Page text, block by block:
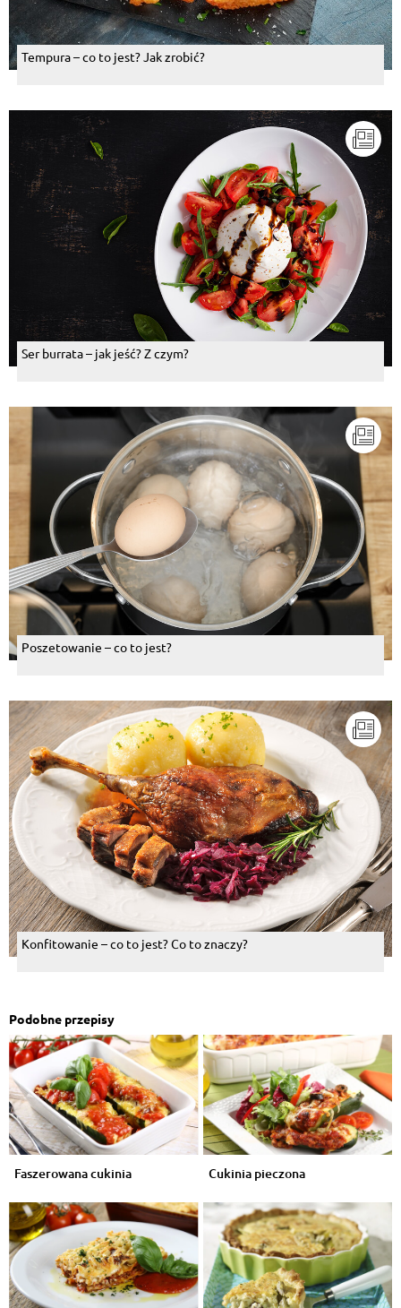
Tempura – co to jest? Jak zrobić?
Ser burrata – jak jeść? Z czym?
Poszetowanie – co to jest?
Konfitowanie – co to jest? Co to znaczy?
Podobne przepisy
Faszerowana cukinia Cukinia pieczona